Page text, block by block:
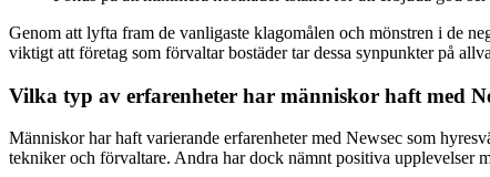
Genom att lyfta fram de vanligaste klagomålen och mönstren i de
viktigt att företag som förvaltar bostäder tar dessa synpunkter på
Vilka typ av erfarenheter har människor haft med
Människor har haft varierande erfarenheter med Newsec som
tekniker och förvaltare. Andra har dock nämnt positiva upplevelser